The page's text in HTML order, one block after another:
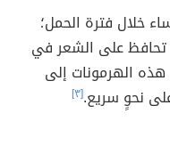
خلال فترة الحمل؛
تحافظ على الشعر في
هذه الهرمونات إلى
نحوٍ سريع.[٣]